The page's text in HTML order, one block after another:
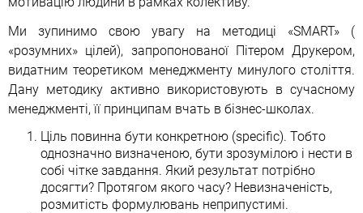
Ми зупинимо свою увагу на методиці «SMART» (
«розумних» цілей), запропонованої Пітером Друкером,
видатним теоретиком менеджменту минулого століття.
Дану методику активно використовують в сучасному
менеджменті, її принципам вчать в бізнес-школах.
Ціль повинна бути конкретною (specific). Тобто
однозначно визначеною, бути зрозумілою і нести в
собі чітке завдання. Який результат потрібно
досягти? Протягом якого часу? Невизначеність,
розмитість формулювань неприпустимі.